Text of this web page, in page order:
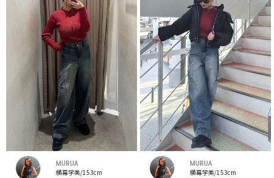
MURUA
横幕学美/153cm
MURUA
横幕学美/153cm